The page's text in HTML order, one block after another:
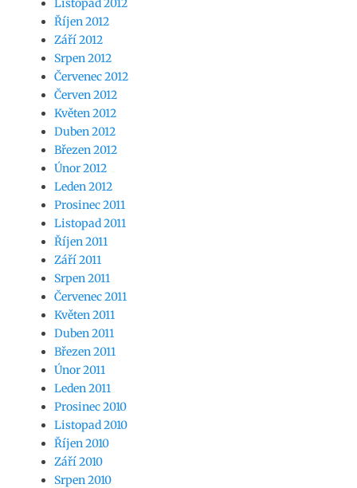
Listopad 2012
Říjen 2012
Září 2012
Srpen 2012
Červenec 2012
Červen 2012
Květen 2012
Duben 2012
Březen 2012
Únor 2012
Leden 2012
Prosinec 2011
Listopad 2011
Říjen 2011
Září 2011
Srpen 2011
Červenec 2011
Květen 2011
Duben 2011
Březen 2011
Únor 2011
Leden 2011
Prosinec 2010
Listopad 2010
Říjen 2010
Září 2010
Srpen 2010